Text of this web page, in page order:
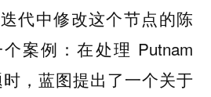
代中修改这个节点的陈
案例：在处理 Putnam
，蓝图提出了一个关于